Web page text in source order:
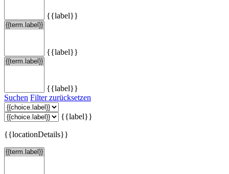
{{label}}
{{label}}
{{label}}
Suchen Filter zurücksetzen
{{label}}
{{locationDetails}}